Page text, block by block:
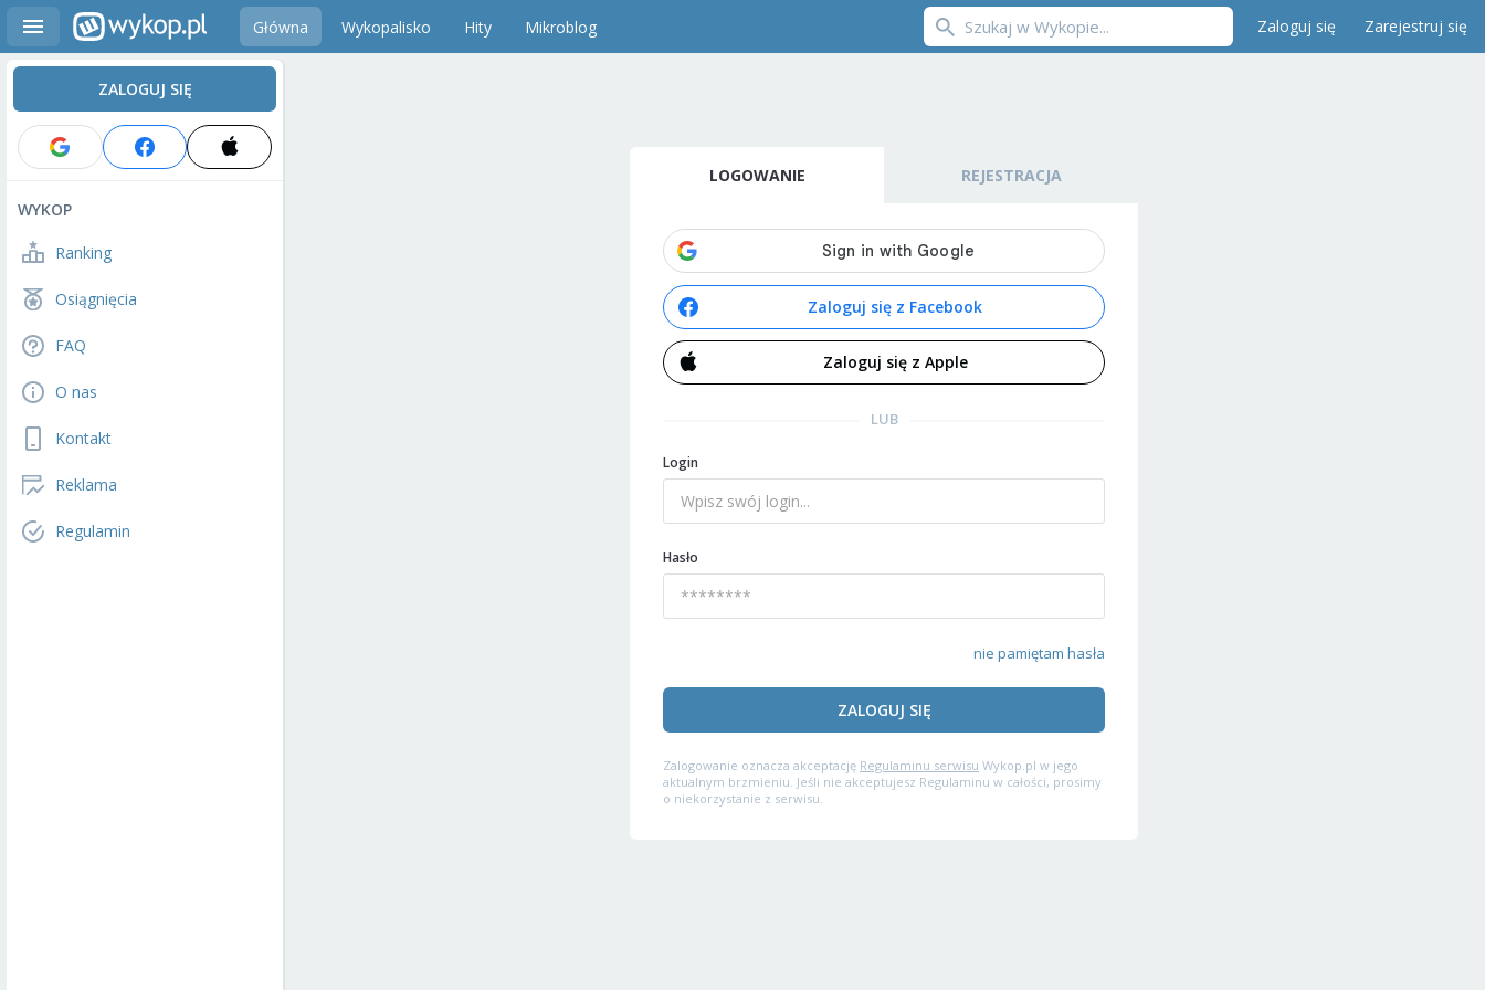
Główna Wykopalisko Hity Mikroblog Zaloguj się Zarejestruj się
ZALOGUJ SIĘ
WYKOP
Ranking
Osiągnięcia
FAQ
O nas
Kontakt
Reklama
Regulamin
LOGOWANIE REJESTRACJA
Zaloguj się z Facebook
Zaloguj się z Apple
LUB
Login
Hasło
nie pamiętam hasła
ZALOGUJ SIĘ
Zalogowanie oznacza akceptację Regulaminu serwisu Wykop.pl w jego
aktualnym brzmieniu. Jeśli nie akceptujesz Regulaminu w całości, prosimy
o niekorzystanie z serwisu.